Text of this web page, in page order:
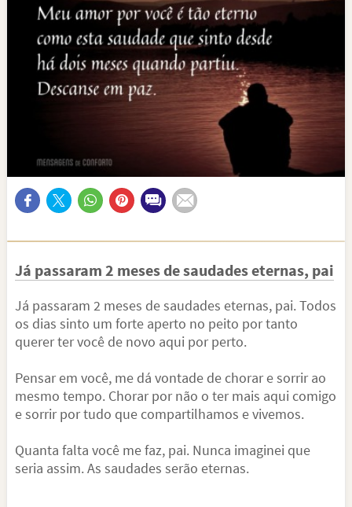
Já passaram 2 meses de saudades eternas, pai
Já passaram 2 meses de saudades eternas, pai. Todos
os dias sinto um forte aperto no peito por tanto
querer ter você de novo aqui por perto.
Pensar em você, me dá vontade de chorar e sorrir ao
mesmo tempo. Chorar por não o ter mais aqui comigo
e sorrir por tudo que compartilhamos e vivemos.
Quanta falta você me faz, pai. Nunca imaginei que
seria assim. As saudades serão eternas.